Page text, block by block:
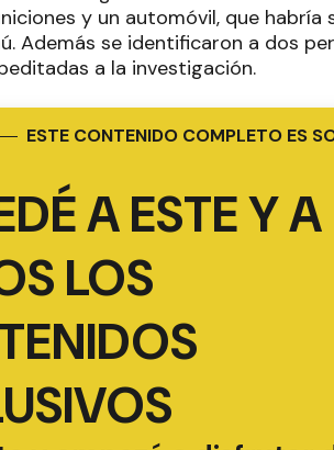
y un automóvil, que
Además se identificaron a dos
a la investigación.
ESTE CONTENIDO COMPLETO ES
A ESTE Y A
LOS